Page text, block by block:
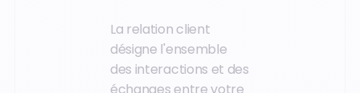
La relation client
désigne l'ensemble
des interactions et des